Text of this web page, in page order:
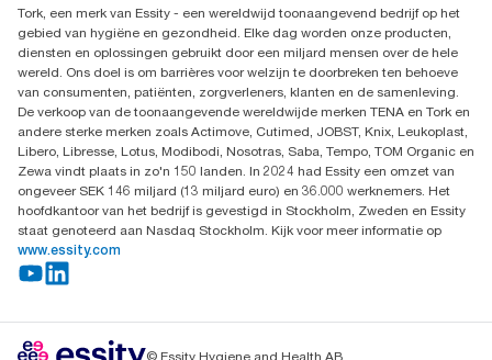
Dispenserklacht
Essity Netherlands B.V.
Arnhemse Bovenweg 120
3708 AH ZEIST
Nederland
Tork, een merk van Essity - een wereldwijd toonaangevend bedrijf op het
gebied van hygiëne en gezondheid. Elke dag worden onze producten,
diensten en oplossingen gebruikt door een miljard mensen over de hele
wereld. Ons doel is om barrières voor welzijn te doorbreken ten behoeve
van consumenten, patiënten, zorgverleners, klanten en de samenleving.
De verkoop van de toonaangevende wereldwijde merken TENA en Tork en
andere sterke merken zoals Actimove, Cutimed, JOBST, Knix, Leukoplast,
Libero, Libresse, Lotus, Modibodi, Nosotras, Saba, Tempo, TOM Organic en
Zewa vindt plaats in zo'n 150 landen. In 2024 had Essity een omzet van
ongeveer SEK 146 miljard (13 miljard euro) en 36.000 werknemers. Het
hoofdkantoor van het bedrijf is gevestigd in Stockholm, Zweden en Essity
staat genoteerd aan Nasdaq Stockholm. Kijk voor meer informatie op
www.essity.com
© Essity Hygiene and Health AB